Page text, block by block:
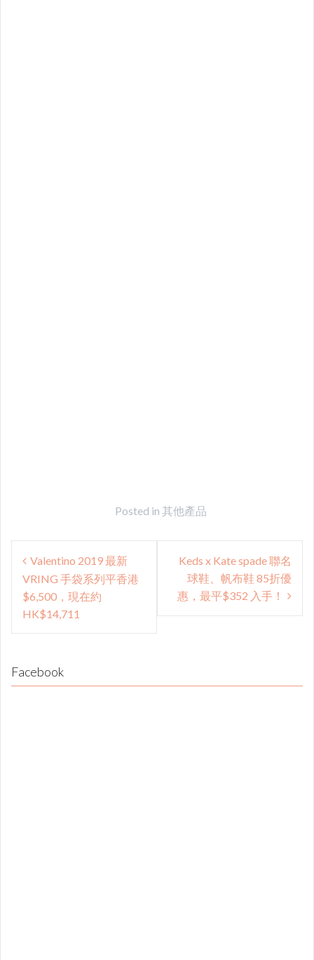
Posted in 其他產品
Post
navigation
Valentino 2019 最新
VRING 手袋系列平香港
$6,500，現在約
HK$14,711
Keds x Kate spade 聯名
球鞋、帆布鞋 85折優
惠，最平$352 入手！
Facebook